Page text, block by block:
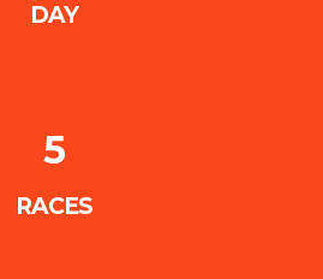
DAY
5
RACES